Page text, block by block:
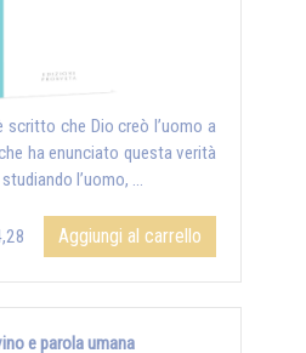
scritto che Dio creò l’uomo a
ha enunciato questa verità
l’uomo, …
Aggiungi al carrello
e parola umana